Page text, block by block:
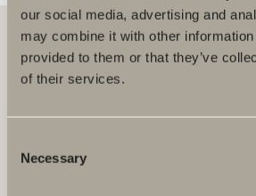
our social media, advertising and
may combine it with other information
provided to them or that they’ve
of their services.
Selection
Necessary
Hos oss hittar du allt för hela badrummet.
Verkstadsvägen 1